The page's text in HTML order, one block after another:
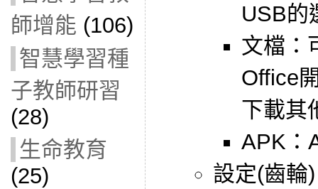
師增能 (106)
智慧學習種
子教師研習
(28)
生命教育
(25)
USB的
文檔：
Office
下載其
APK：
設定(齒輪